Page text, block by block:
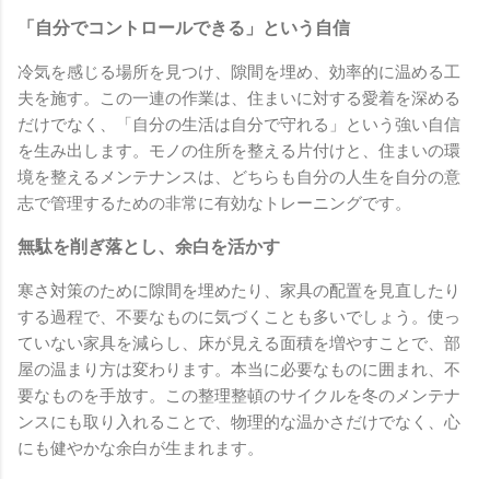
「自分でコントロールできる」という自信
冷気を感じる場所を見つけ、隙間を埋め、効率的に温める工
夫を施す。この一連の作業は、住まいに対する愛着を深める
だけでなく、「自分の生活は自分で守れる」という強い自信
を生み出します。モノの住所を整える片付けと、住まいの環
境を整えるメンテナンスは、どちらも自分の人生を自分の意
志で管理するための非常に有効なトレーニングです。
無駄を削ぎ落とし、余白を活かす
寒さ対策のために隙間を埋めたり、家具の配置を見直したり
する過程で、不要なものに気づくことも多いでしょう。使っ
ていない家具を減らし、床が見える面積を増やすことで、部
屋の温まり方は変わります。本当に必要なものに囲まれ、不
要なものを手放す。この整理整頓のサイクルを冬のメンテナ
ンスにも取り入れることで、物理的な温かさだけでなく、心
にも健やかな余白が生まれます。